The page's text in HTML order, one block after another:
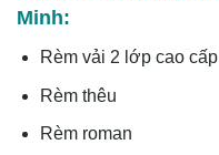
Minh:
Rèm vải 2 lớp cao cấp
Rèm thêu
Rèm roman